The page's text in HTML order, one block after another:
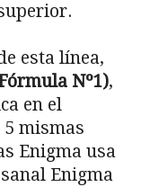
esta línea,
Nº1),
en el
mismas
Enigma usa
Enigma